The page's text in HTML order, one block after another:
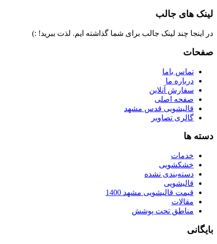
لینک های جالب
در اینجا چند لینک جالب برای شما گذاشته ایم. لذت ببرید! :)
صفحات
تماس باما
درباره ما
سفارش آنلاین
صفحه اصلی
قالیشویی قدس مشهد
گالری تصاویر
دسته ها
خدمات
خشکشویی
دسته‌بندی نشده
قالیشویی
قیمت قالیشویی مشهد 1400
مقالات
مناطق تحت پوشش
بایگانی